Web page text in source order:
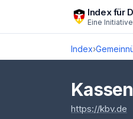
Zum Hauptinhalt springen
Index für
Eine
Index›
https://kbv.de